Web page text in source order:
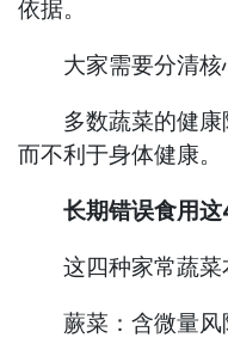
依据。
大家需要分清核心
多数蔬菜的健康隐
而不利于身体健康。
长期错误食用
这四种家常蔬菜本
蕨菜：含微量风